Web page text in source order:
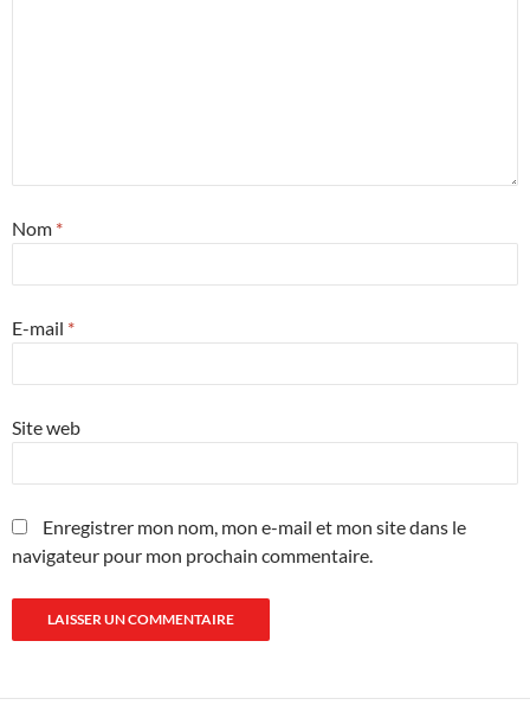
Nom *
E-mail *
Site web
Enregistrer mon nom, mon e-mail et mon site dans le
navigateur pour mon prochain commentaire.